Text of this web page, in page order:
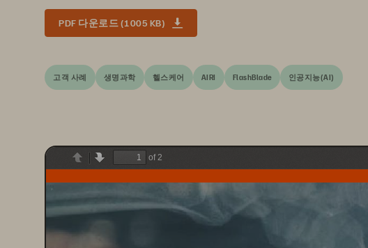
PDF 다운로드 (1005 KB)
고객 사례 생명과학 헬스케어 AIRI FlashBlade 인공지능(AI)
PreviousNext
of 2